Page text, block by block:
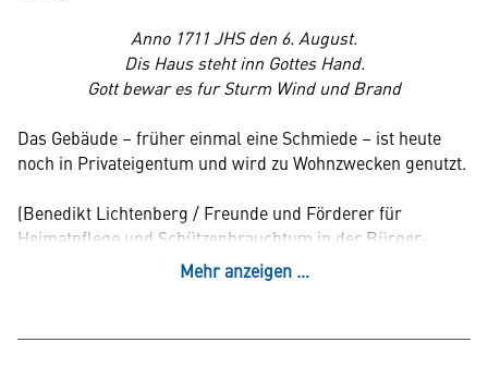
Anno 1711 JHS den 6. August.
Dis Haus steht inn Gottes Hand.
Gott bewar es fur Sturm Wind und Brand
Das Gebäude – früher einmal eine Schmiede – ist heute
noch in Privateigentum und wird zu Wohnzwecken genutzt.
(Benedikt Lichtenberg / Freunde und Förderer für
Heimatpflege und Schützenbrauchtum in der Bürger-
Schützen-Gesellschaft 1451 Fischeln e.V., 2013)
Mehr anzeigen …